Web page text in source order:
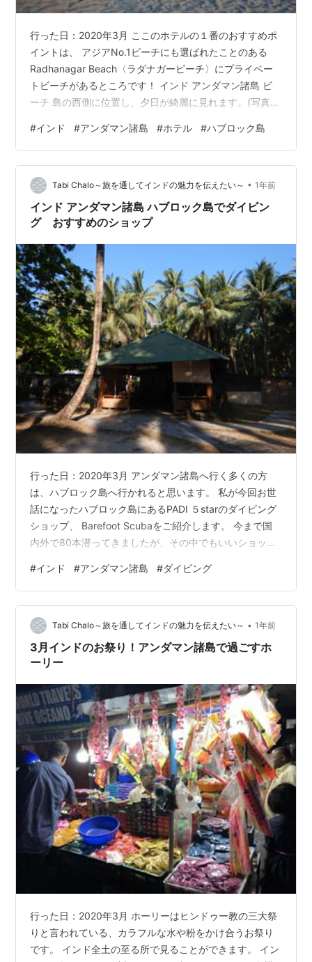
行った日：2020年3月 ここのホテルの１番のおすすめポ
イントは、 アジアNo.1ビーチにも選ばれたことのある
Radhanagar Beach〈ラダナガービーチ〉にプライベー
トビーチがあるところです！ インド アンダマン諸島 ビ
ーチ 島の西側に位置し、夕日が綺麗に見れます。(写真で
ビーチ そんなラダナガービーチ周辺にはホテルが２、３
軒しかなく、近くに飲食店などもありません。 その代わ
りに人が少なく、プライベートビーチもあり、本当に優
雅な気持ちで落ち着いて滞在できました。 しかも、イン
ドの高級ホテルTajグループのホテルが同じ並びにあり、
…
#インド #アンダマン諸島 #ホテル #ハブロック島
Tabi Chalo～旅を通してインドの魅力を伝えたい～ • 1年前
インド アンダマン諸島 ハブロック島でダイビン
グ おすすめのショップ
行った日：2020年3月 アンダマン諸島へ行く多くの方
は、ハブロック島へ行かれると思います。 私が今回お世
話になったハブロック島にあるPADI ５starのダイビング
ショップ、 Barefoot Scubaをご紹介します。 今まで国
内外で80本潜ってきましたが、その中でもいいショップ
レンタル機材も綺麗で、スタッフも気さくで丁寧に講習
をしていただき、とても良いダイビングショップだと思
いました。 ライセンスを持っていなくても体験ダイビン
グができます。 アンダマン諸島へ行かれる方へ、 次のダ
イビングどこ行こうか考えている方へ、ぜひ参考になれ
ば幸い…
#インド #アンダマン諸島 #ダイビング
Tabi Chalo～旅を通してインドの魅力を伝えたい～ • 1年前
3月インドのお祭り！アンダマン諸島で過ごすホ
ーリー
行った日：2020年3月 ホーリーはヒンドゥー教の三大祭
りと言われている、カラフルな水や粉をかけ合うお祭り
です。 インド全土の至る所で見ることができます。 イン